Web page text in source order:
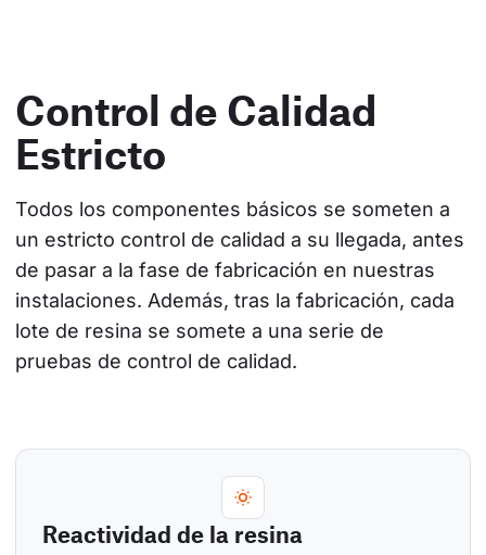
Control de Calidad
Estricto
Todos los componentes básicos se someten a
un estricto control de calidad a su llegada, antes
de pasar a la fase de fabricación en nuestras
instalaciones. Además, tras la fabricación, cada
lote de resina se somete a una serie de
pruebas de control de calidad.
Reactividad de la resina